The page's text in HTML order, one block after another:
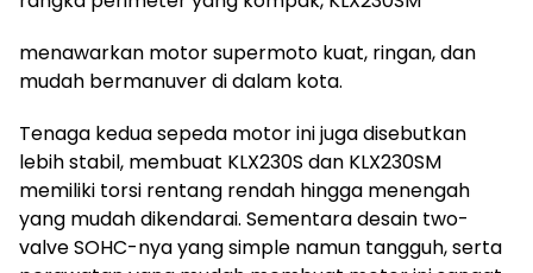
menawarkan motor supermoto kuat, ringan, dan
mudah bermanuver di dalam kota.
Tenaga kedua sepeda motor ini juga disebutkan
lebih stabil, membuat KLX230S dan KLX230SM
memiliki torsi rentang rendah hingga menengah
yang mudah dikendarai. Sementara desain two-
valve SOHC-nya yang simple namun tangguh, serta